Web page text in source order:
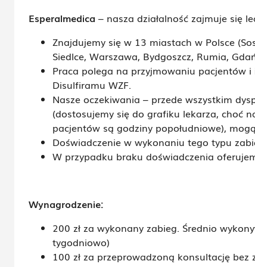
Esperalmedica – nasza działalność zajmuje się
Znajdujemy się w 13 miastach w Polsce
Siedlce, Warszawa, Bydgoszcz, Rumia,
Praca polega na przyjmowaniu pacjentów
Disulfiramu WZF.
Nasze oczekiwania – przede wszystkim
(dostosujemy się do grafiku lekarza, choć
pacjentów są godziny popołudniowe),
Doświadczenie w wykonaniu tego typu
W przypadku braku doświadczenia
Wynagrodzenie:
200 zł za wykonany zabieg. Średnio
tygodniowo)
100 zł za przeprowadzoną konsultację bez